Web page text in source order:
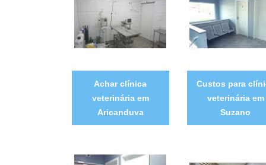
Achar clínica
veterinária em
Aricanduva
Custos para
veterinária em
Suzano